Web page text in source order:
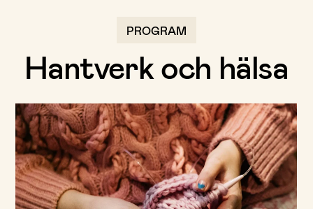
PROGRAM
Hantverk och hälsa